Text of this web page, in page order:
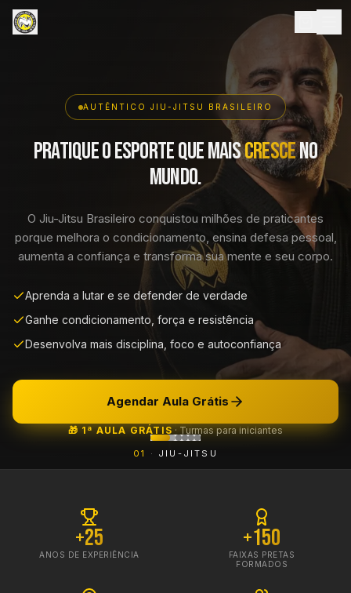
AUTÊNTICO JIU-JITSU BRASILEIRO
Pratique o esporte que maiscresceno
mundo.
O Jiu-Jitsu Brasileiro conquistou milhões de praticantes
porque melhora o condicionamento, ensina defesa pessoal,
aumenta a confiança e transforma sua mente e seu corpo.
Aprenda a lutar e se defender de verdade
Ganhe condicionamento, força e resistência
Desenvolva mais disciplina, foco e autoconfiança
Agendar Aula Grátis
🎁 1ª AULA GRÁTIS·Turmas para iniciantes
01 · JIU-JITSU
+25
ANOS DE EXPERIÊNCIA
+150
FAIXAS PRETAS
FORMADOS